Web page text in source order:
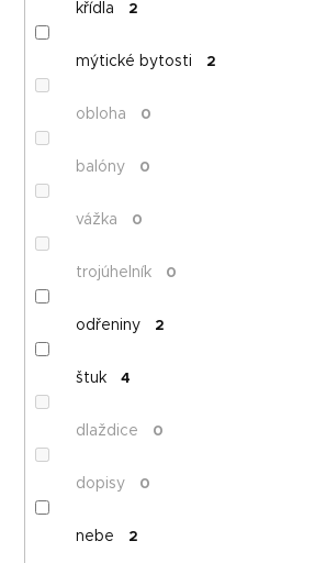
křídla 2
mýtické bytosti 2
obloha 0
balóny 0
vážka 0
trojúhelník 0
odřeniny 2
štuk 4
dlaždice 0
dopisy 0
nebe 2